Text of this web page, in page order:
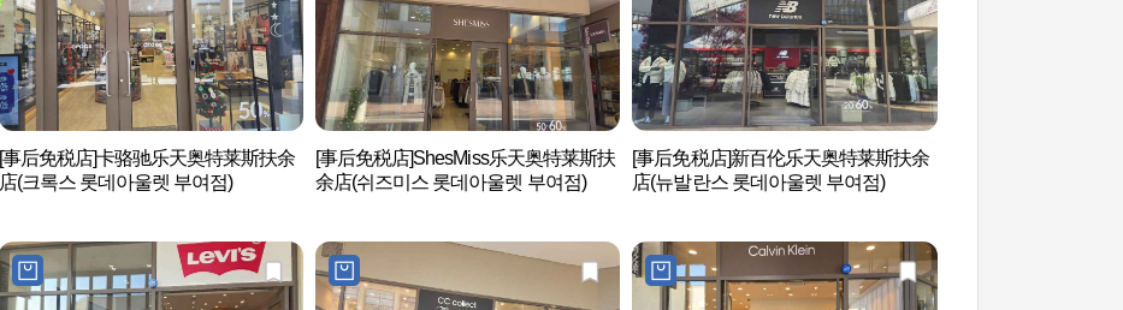
[事后免税店]卡骆驰乐天奥特莱斯扶余
店(크록스 롯데아울렛 부여점)
[事后免税店]ShesMiss乐天奥特莱斯扶
余店(쉬즈미스 롯데아울렛 부여점)
[事后免税店]新百伦乐天奥特莱斯扶余
店(뉴발란스 롯데아울렛 부여점)